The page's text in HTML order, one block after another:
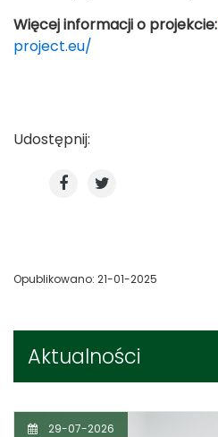
Aktualności
29-07-2026
Więcej informacji o projekcie:
project.eu/
Udostępnij:
Opublikowano: 21-01-2025